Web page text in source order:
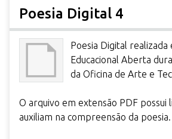
Poesia Digital 4
Poesia Digital realizada
Educacional Aberta
da Oficina de Arte e
O arquivo em extensão PDF possui
auxiliam na compreensão da poesia.